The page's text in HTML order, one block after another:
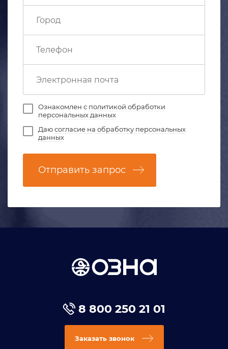
Ознакомлен с политикой обработки
персональных данных
Даюсогласие на обработку персональных
данных
Отправить запрос
8 800 250 21 01
Заказать звонок